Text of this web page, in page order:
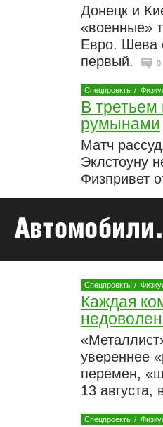
Донецк и
«военные»
Евро. Шева
первый.
0
Спецпроекты /
В
румынами
Матч
Эклстоуну
Физпривет
Спецпроекты /
Каждая
увереннее
перемен,
13 августа,
Спецпроекты /